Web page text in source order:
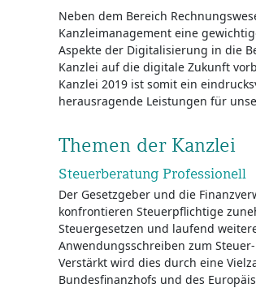
Neben dem Bereich
Kanzleimanagement eine
Aspekte der Digitalisierung in die
Kanzlei auf die digitale Zukunft
Kanzlei 2019 ist somit ein
herausragende Leistungen für
Themen der Kanzlei
Steuerberatung Professionell
Der Gesetzgeber und die
konfrontieren Steuerpflichtige
Steuergesetzen und laufend
Anwendungsschreiben zum
Verstärkt wird dies durch eine
Bundesfinanzhofs und des